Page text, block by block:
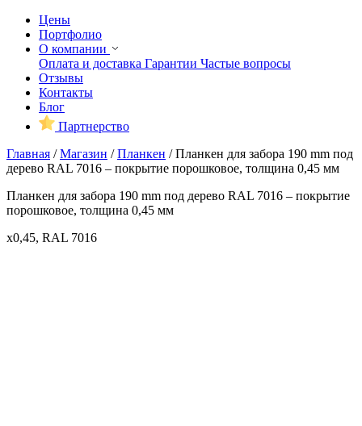
Цены
Портфолио
О компании
Оплата и доставка Гарантии Частые вопросы
Отзывы
Контакты
Блог
Партнерство
Главная /Магазин /Планкен /Планкен для забора 190 mm под
дерево RAL 7016 – покрытие порошковое, толщина 0,45 мм
Планкен для забора 190 mm под дерево RAL 7016 – покрытие
порошковое, толщина 0,45 мм
x0,45, RAL 7016